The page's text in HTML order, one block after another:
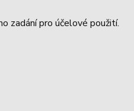
zadání pro účelové použití.